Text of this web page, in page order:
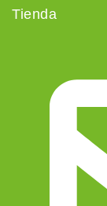
Tienda